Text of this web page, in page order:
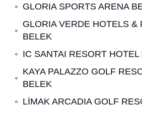
GLORIA SPORTS ARENA
GLORIA VERDE HOTELS &
BELEK
IC SANTAI RESORT HOTEL
KAYA PALAZZO GOLF
BELEK
LİMAK ARCADIA GOLF